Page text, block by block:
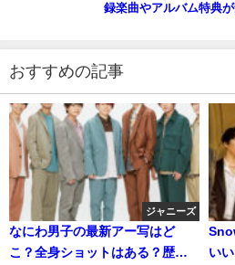
録楽曲やアルバム特典が
おすすめの記事
ジャニーズ
なにわ男子の最新アー写はど
こ？全身ショットはある？歴代
い